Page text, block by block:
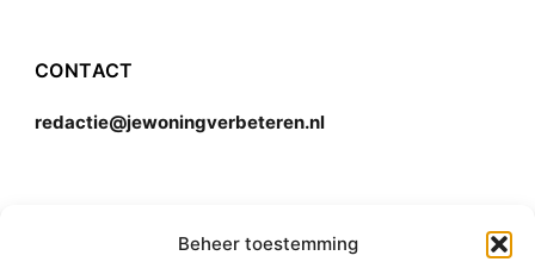
Beheer toestemming
CONTACT
redactie@jewoningverbeteren.nl